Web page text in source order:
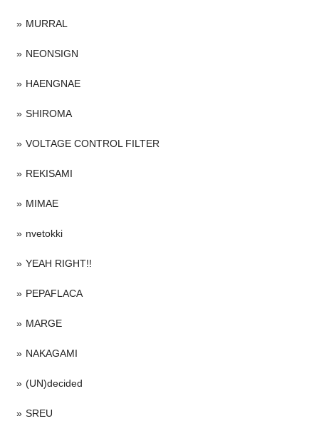
MURRAL
NEONSIGN
HAENGNAE
SHIROMA
VOLTAGE CONTROL FILTER
REKISAMI
MIMAE
nvetokki
YEAH RIGHT!!
PEPAFLACA
MARGE
NAKAGAMI
(UN)decided
SREU